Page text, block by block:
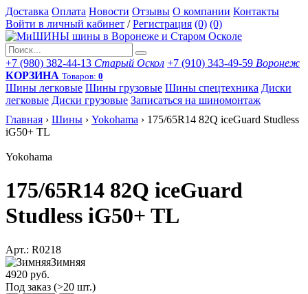
Доставка Оплата Новости Отзывы О компании Контакты
Войти в личный кабинет / Регистрация (0) (0)
+7 (980) 382-44-13 Старый Оскол +7 (910) 343-49-59 Воронеж
КОРЗИНА Товаров: 0
Шины легковые Шины грузовые Шины спецтехника Диски
легковые Диски грузовые Записаться на шиномонтаж
Главная › Шины › Yokohama › 175/65R14 82Q iceGuard Studless
iG50+ TL
Yokohama
175/65R14 82Q iceGuard
Studless iG50+ TL
Арт.: R0218
Зимняя
4920 руб.
Под заказ (>20 шт.)